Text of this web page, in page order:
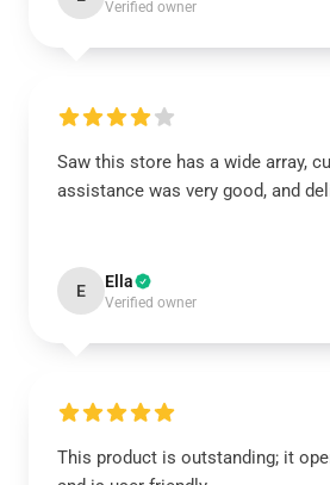
Verified owner
Saw this store has a wide array,
assistance was very good, and
E Ella
Verified owner
This product is outstanding; it